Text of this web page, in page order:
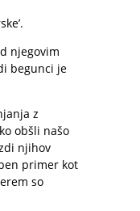
njegovim
begunci je
z
obšli našo
njihov
primer kot
so